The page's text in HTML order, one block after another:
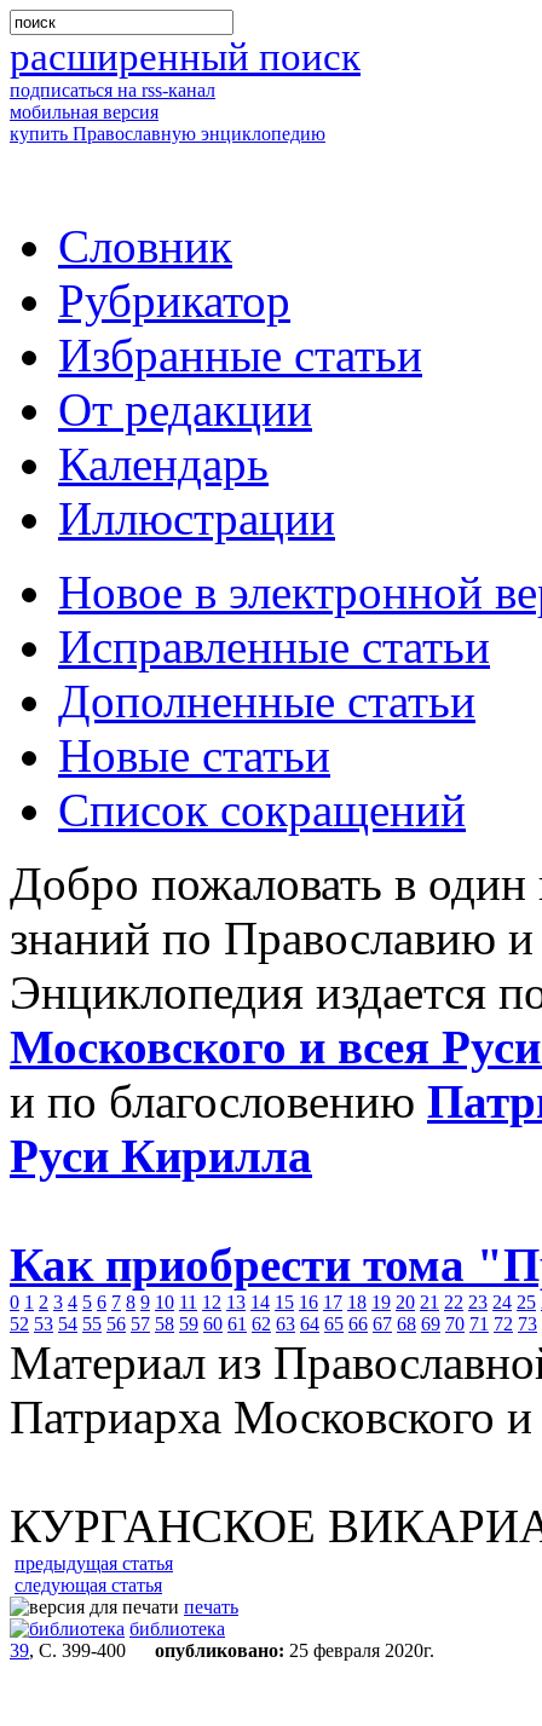
расширенный поиск
подписаться на rss-канал
мобильная версия
купить Православную энциклопедию
Словник
Рубрикатор
Избранные статьи
От редакции
Календарь
Иллюстрации
Новое в электронной
Исправленные статьи
Дополненные статьи
Новые статьи
Список сокращений
Добро пожаловать в
знаний по Православию
Энциклопедия издается
Московского и всея
и по благословению
Руси Кирилла
Как приобрести тома
0 1 2 3 4 5 6 7 8 9 10 11 12 13 14 15 16 17 18 19 20 21 22 23 24 25
52 53 54 55 56 57 58 59 60 61 62 63 64 65 66 67 68 69 70 71 72 73
Материал из
Патриарха Московского
КУРГАНСКОЕ
предыдущая статья
следующая статья
печать
библиотека
39, С. 399-400 опубликовано: 25 февраля 2020г.